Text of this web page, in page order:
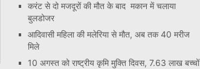
करंट से दो मजदूरों की मौत के बाद मकान में चलाया
बुलडोजर
आदिवासी महिला की मलेरिया से मौत, अब तक 40 मरीज
मिले
10 अगस्त को राष्ट्रीय कृमि मुक्ति दिवस, 7.63 लाख बच्चों